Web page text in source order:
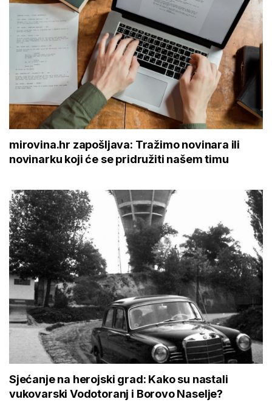
mirovina.hr zapošljava: Tražimo novinara ili
novinarku koji će se pridružiti našem timu
Sjećanje na herojski grad: Kako su nastali
vukovarski Vodotoranj i Borovo Naselje?